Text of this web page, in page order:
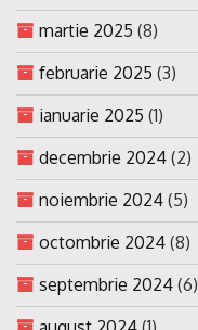
martie 2025 (8)
februarie 2025 (3)
ianuarie 2025 (1)
decembrie 2024 (2)
noiembrie 2024 (5)
octombrie 2024 (8)
septembrie 2024 (6)